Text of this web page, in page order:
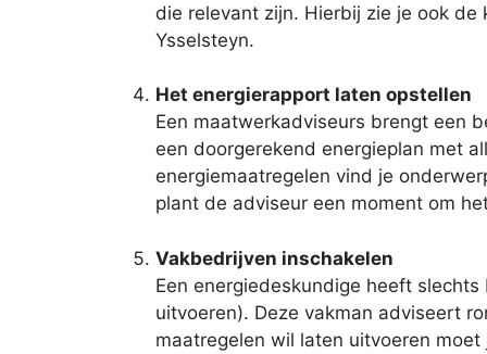
die relevant zijn. Hierbij zie je ook
Ysselsteyn.
Het energierapport laten opstellen
Een maatwerkadviseurs brengt een
een doorgerekend energieplan met
energiemaatregelen vind je
plant de adviseur een moment om
Vakbedrijven inschakelen
Een energiedeskundige heeft
uitvoeren). Deze vakman adviseert
maatregelen wil laten uitvoeren